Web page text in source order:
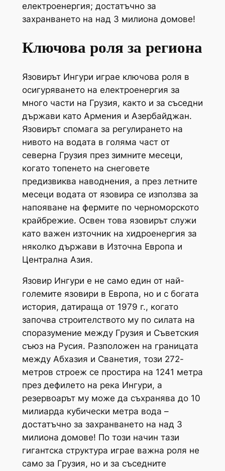
електроенергия; достатъчно за
захранването на над 3 милиона домове!
Ключова роля за региона
Язовирът Ингури играе ключова роля в
осигуряването на електроенергия за
много части на Грузия, както и за съседни
държави като Армения и Азербайджан.
Язовирът спомага за регулирането на
нивото на водата в голяма част от
северна Грузия през зимните месеци,
когато топенето на снеговете
предизвиква наводнения, а през летните
месеци водата от язовира се използва за
напояване на фермите по черноморското
крайбрежие. Освен това язовирът служи
като важен източник на хидроенергия за
няколко държави в Източна Европа и
Централна Азия.
Язовир Ингури е не само един от най-
големите язовири в Европа, но и с богата
история, датираща от 1979 г., когато
започва строителството му по силата на
споразумение между Грузия и Съветския
съюз на Русия. Разположен на границата
между Абхазия и Сванетия, този 272-
метров строеж се простира на 1241 метра
през дефилето на река Ингури, а
резервоарът му може да съхранява до 10
милиарда кубически метра вода –
достатъчно за захранването на над 3
милиона домове! По този начин тази
гигантска структура играе важна роля не
само за Грузия, но и за съседните